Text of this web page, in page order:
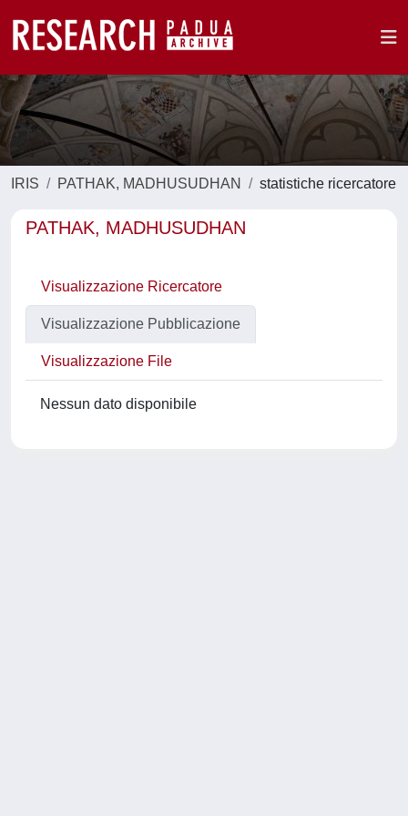
IRIS PATHAK, MADHUSUDHAN statistiche ricercatore
PATHAK, MADHUSUDHAN
Visualizzazione Ricercatore
Visualizzazione Pubblicazione
Visualizzazione File
Nessun dato disponibile